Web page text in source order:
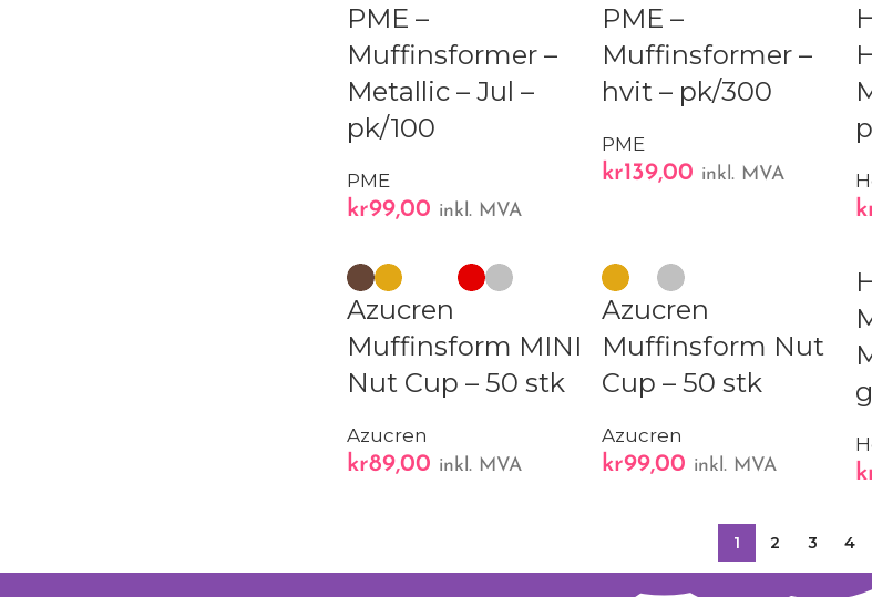
PME –
Muffinsformer –
Metallic – Jul –
pk/100
PME
kr99,00 inkl. MVA
PME –
Muffinsformer –
hvit – pk/300
PME
kr139,00 inkl. MVA
Azucren
Muffinsform MINI
Nut Cup – 50 stk
Azucren
kr89,00 inkl. MVA
Azucren
Muffinsform Nut
Cup – 50 stk
Azucren
kr99,00 inkl. MVA
1 2 3 4